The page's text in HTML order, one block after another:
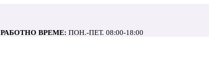
РАБОТНО ВРЕМЕ: ПОН.-ПЕТ. 08:00-18:00